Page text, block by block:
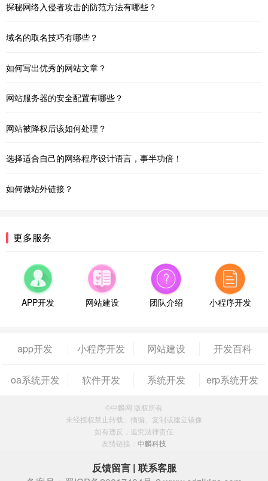
探秘网络入侵者攻击的防范方法有哪些？
域名的取名技巧有哪些？
如何写出优秀的网站文章？
网站服务器的安全配置有哪些？
网站被降权后该如何处理？
选择适合自己的网络程序设计语言，事半功倍！
如何做站外链接？
更多服务
APP开发 网站建设 团队介绍 小程序开发
app开发 小程序开发 网站建设 开发百科
oa系统开发 软件开发 系统开发 erp系统开发
©中麟网 版权所有
未经授权禁止转载、摘编、复制或建立镜像
如有违反，追究法律责任
友情链接： 中麟科技
反馈留言| 联系客服